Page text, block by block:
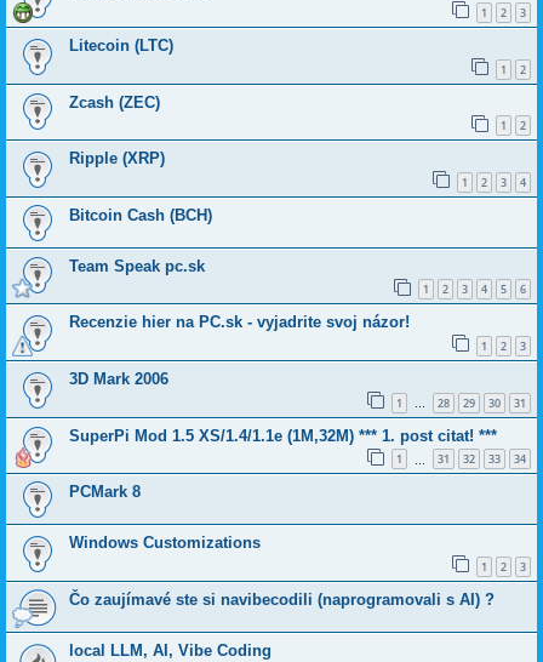
1 2 3
Litecoin (LTC)
1 2
Zcash (ZEC)
1 2
Ripple (XRP)
1 2 3 4
Bitcoin Cash (BCH)
Team Speak pc.sk
1 2 3 4 5 6
Recenzie hier na PC.sk - vyjadrite svoj názor!
1 2 3
3D Mark 2006
1 … 28 29 30 31
SuperPi Mod 1.5 XS/1.4/1.1e (1M,32M) *** 1. post citat! ***
1 31 32 33 34
PCMark 8
Windows Customizations
1 2 3
Čo zaujímavé ste si navibecodili (naprogramovali s AI) ?
local LLM, AI, Vibe Coding